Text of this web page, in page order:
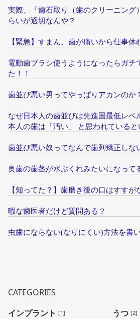
実際、「歯石取り（歯のクリーニング
らいが適切なんや？
【緊急】すまん、歯が痛いから仕事休
電動歯ブラシ使うようになったらガチ
た！！
歯並び悪い男ってやっぱりアカンのか
なぜ日本人の歯並びは先進国最低レベ
本人の歯は「汚い」 と思われていると
歯並び悪い奴ってなんで歯列矯正しな
奥歯の歯茎が水ぶくれみたいになって
【知ってた？】歯磨き後の口はすす
暇な歯医者だけど質問ある？
虫歯にならない(なりにくい)方法を書
CATEGORIES
インプラント [1] うつ [2]